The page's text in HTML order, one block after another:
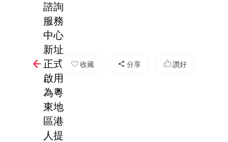
諮詢
服務
中心
新址
正式
啟用
為粵
東地
區港
人提
收藏 分享 讚好